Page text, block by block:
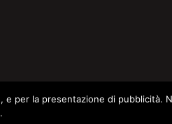
per la presentazione di pubblicità.